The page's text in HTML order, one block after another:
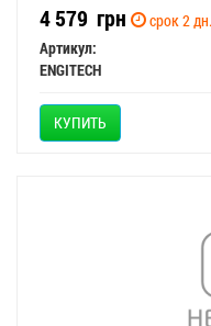
4 579 грн
срок 2 дн.
Артикул:
ENGITECH
КУПИТЬ